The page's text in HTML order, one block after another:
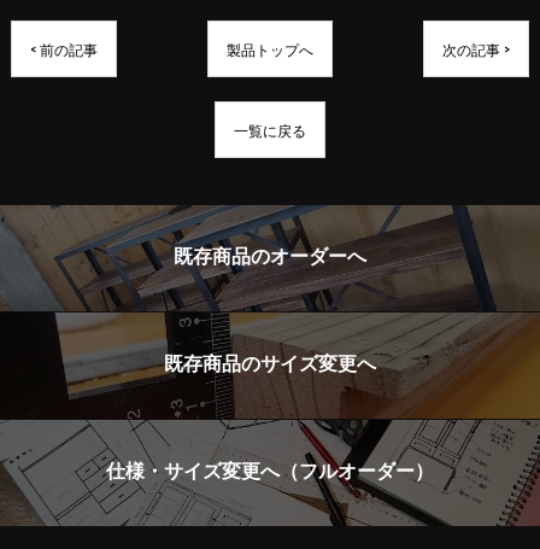
< 前の記事 製品トップへ 次の記事 >
一覧に戻る
既存商品のオーダーへ
既存商品のサイズ変更へ
仕様・サイズ変更へ（フルオーダー）